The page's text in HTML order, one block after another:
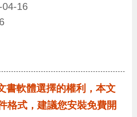
04-16
書軟體選擇的權利，本文
格式，建議您安裝免費開